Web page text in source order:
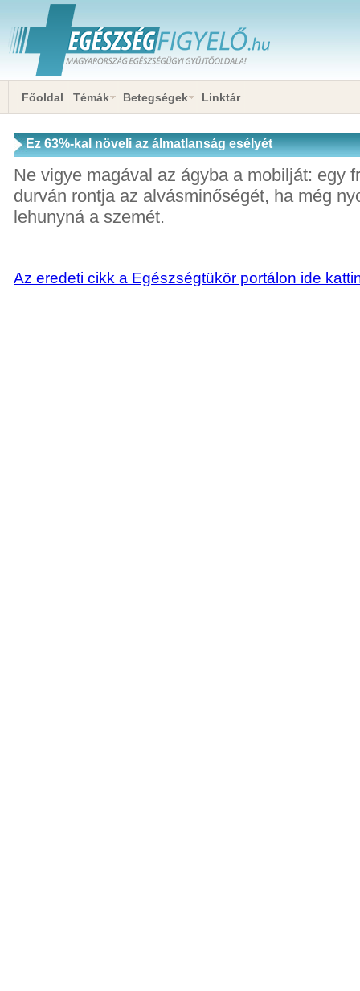
Főoldal Témák Betegségek Linktár
Ez 63%-kal növeli az álmatlanság esélyét
Ne vigye magával az ágyba a mobilját: egy
durván rontja az alvásminőségét, ha még
lehunyná a szemét.
Az eredeti cikk a Egészségtükör portálon ide